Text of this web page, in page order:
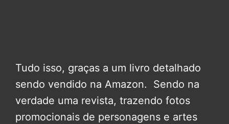
Tudo isso, graças a um livro detalhado
sendo vendido na Amazon. Sendo na
verdade uma revista, trazendo fotos
promocionais de personagens e artes